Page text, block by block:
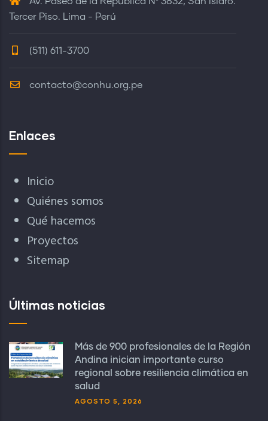
Tercer Piso. Lima - Perú
(511) 611-3700
contacto@conhu.org.pe
Enlaces
Inicio
Quiénes somos
Qué hacemos
Proyectos
Sitemap
Últimas noticias
Más de 900 profesionales de la Región
Andina inician importante curso
regional sobre resiliencia climática en
salud
AGOSTO 5, 2026